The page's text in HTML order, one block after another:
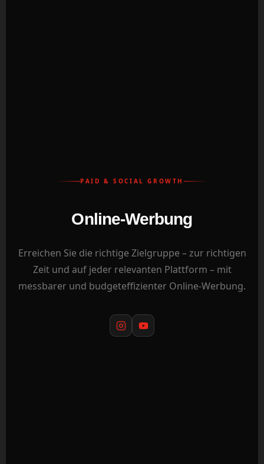
PAID & SOCIAL GROWTH
Online-Werbung
Erreichen Sie die richtige Zielgruppe – zur richtigen
Zeit und auf jeder relevanten Plattform – mit
messbarer und budgeteffizienter Online-Werbung.